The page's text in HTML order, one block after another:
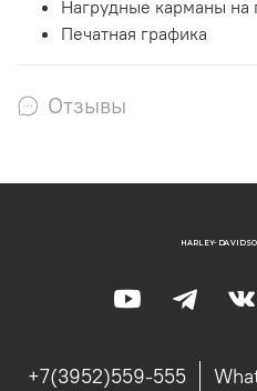
Нагрудные карманы на
Печатная графика
Отзывы
+7(3952)559-555
HARLEY-